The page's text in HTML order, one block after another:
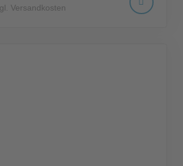
Versandkosten